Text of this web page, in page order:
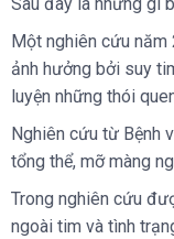
Một nghiên cứu
ảnh hưởng bởi suy
luyện những thói
Nghiên cứu từ Bệnh
tổng thể, mỡ màng
Trong nghiên cứu
ngoài tim và tình